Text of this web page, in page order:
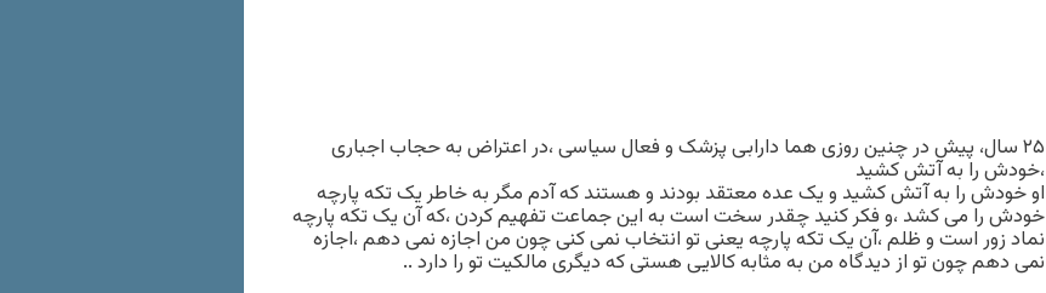
۲۵ سال، پیش در چنین روزى هما دارابى پزشک و فعال سیاسى ،در اعتراض به حجاب اجبارى
،خودش را به آتش کشید
او خودش را به آتش کشید و یک عده معتقد بودند و هستند که آدم مگر به خاطر یک تکه پارچه
خودش را مى کشد ،و فکر کنید چقدر سخت است به این جماعت تفهیم کردن ،که آن یک تکه پارچه
نماد زور است و ظلم ،آن یک تکه پارچه یعنى تو انتخاب نمى کنى چون من اجازه نمى دهم ،اجازه
نمى دهم چون تو از دیدگاه من به مثابه کالایى هستى که دیگرى مالکیت تو را دارد ..